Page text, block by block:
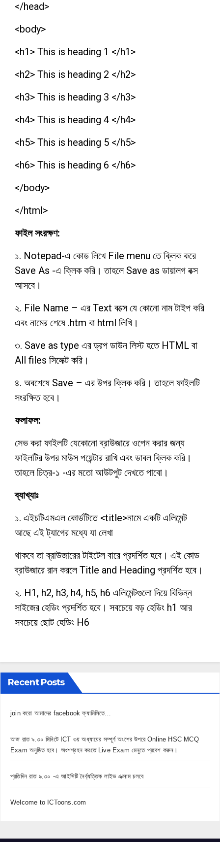
</head>
<body>
<h1> This is heading 1 </h1>
<h2> This is heading 2 </h2>
<h3> This is heading 3 </h3>
<h4> This is heading 4 </h4>
<h5> This is heading 5 </h5>
<h6> This is heading 6 </h6>
</body>
</html>
ফাইল সংরক্ষণ:
১. Notepad-এ কোড লিখে File menu তে ক্লিক করে
Save As -এ ক্লিক করি। তাহলে Save as ডায়ালগ বক্স
আসবে।
২. File Name – এর Text বক্সে যে কোনো নাম টাইপ করি
এবং নামের শেষে .htm বা html লিখি।
৩. Save as type এর ড্রপ ডাউন লিস্ট হতে HTML বা
All files সিলেক্ট করি।
৪. অবশেষে Save – এর উপর ক্লিক করি। তাহলে ফাইলটি
সংরক্ষিত হবে।
ফলাফল:
সেভ করা ফাইলটি যেকোনো ব্রাউজারে ওপেন করার জন্য
ফাইলটির উপর মাউস পয়েন্টার রাখি এবং ডাবল ক্লিক করি।
তাহলে চিত্র-১ -এর মতো আউটপুট দেখতে পাবো।
ব্যাখ্যাঃ
১. এইচটিএমএল কোর্ডটিতে <title>নামে একটি এলিমেন্ট
আছে এই ট্যাগের মধ্যে যা লেখা
থাকবে তা ব্রাউজারের টাইটেল বারে প্রদর্শিত হবে। এই কোড
ব্রাউজারে রান করলে Title and Heading প্রদর্শিত হবে।
২. H1, h2, h3, h4, h5, h6 এলিমেন্টগুলো দিয়ে বিভিন্ন
সাইজের হেডিং প্রদর্শিত হবে। সবচেয়ে বড় হেডিং h1 আর
সবচেয়ে ছোট হেডিং H6
Recent Posts
join করো আমাদের facebook ফ্যামিলিতে…
আজ রাত ৯.৩০ মিনিটে ICT ৩য় অধ্যায়ের সম্পূর্ণ অংশের উপরে Online HSC MCQ
Exam অনুষ্ঠিত হবে। অংশগ্রহন করতে Live Exam মেনুতে প্রবেশ করুন।
প্রতিদিন রাত ৯.৩০ -এ আইসিটি নৈর্ব্যত্তিক লাইভ এক্সাম চলবে
Welcome to ICToons.com